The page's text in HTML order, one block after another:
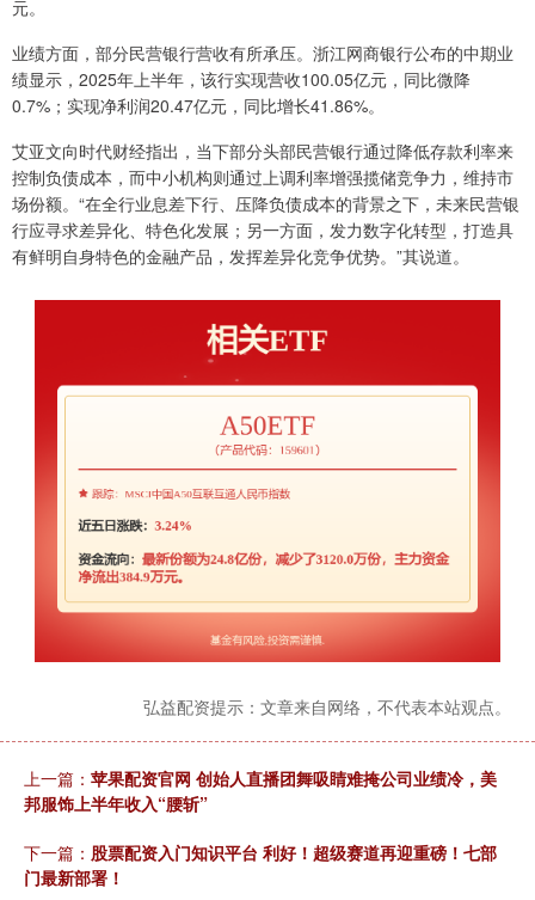
元。
业绩方面，部分民营银行营收有所承压。浙江网商银行公布的中期业
绩显示，2025年上半年，该行实现营收100.05亿元，同比微降
0.7%；实现净利润20.47亿元，同比增长41.86%。
艾亚文向时代财经指出，当下部分头部民营银行通过降低存款利率来
控制负债成本，而中小机构则通过上调利率增强揽储竞争力，维持市
场份额。“在全行业息差下行、压降负债成本的背景之下，未来民营银
行应寻求差异化、特色化发展；另一方面，发力数字化转型，打造具
有鲜明自身特色的金融产品，发挥差异化竞争优势。”其说道。
弘益配资提示：文章来自网络，不代表本站观点。
上一篇： 苹果配资官网 创始人直播团舞吸睛难掩公司业绩冷，美
邦服饰上半年收入“腰斩”
下一篇： 股票配资入门知识平台 利好！超级赛道再迎重磅！七部
门最新部署！